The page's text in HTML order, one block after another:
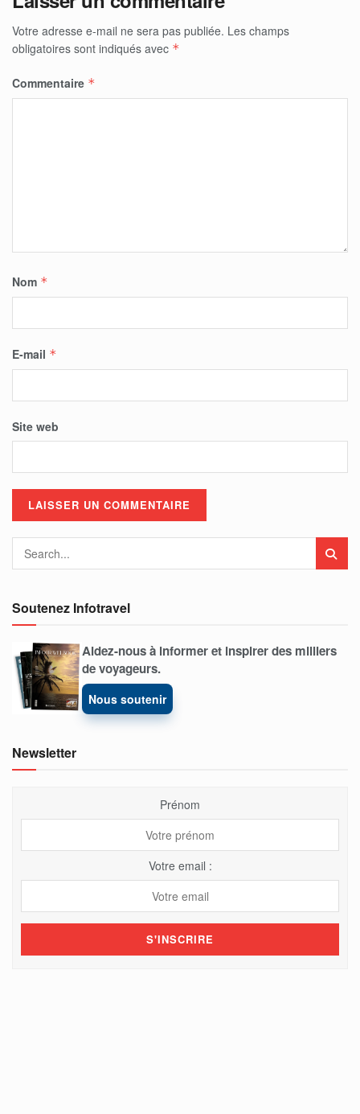
Votre adresse e-mail ne sera pas publiée. Les champs
obligatoires sont indiqués avec *
Commentaire *
Nom *
E-mail *
Site web
Soutenez Infotravel
Aidez-nous à informer et inspirer des milliers
de voyageurs.
Nous soutenir
Newsletter
Prénom
Votre email :